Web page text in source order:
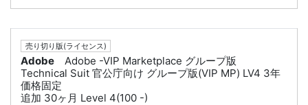
売り切り版(ライセンス)
Adobe
Adobe -VIP Marketplace グループ版
Technical Suit 官公庁向け グループ版(VIP MP) LV4 3年
価格固定
追加 30ヶ月 Level 4(100 -)